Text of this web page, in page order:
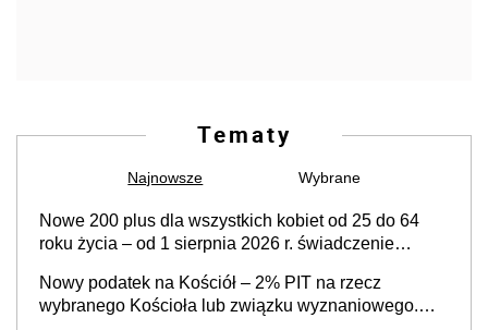
Tematy
Najnowsze Wybrane
Nowe 200 plus dla wszystkich kobiet od 25 do 64
roku życia – od 1 sierpnia 2026 r. świadczenie
Nowy podatek na Kościół – 2% PIT na rzecz
wybranego Kościoła lub związku wyznaniowego.